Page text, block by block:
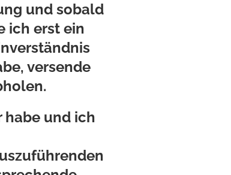
und sobald
ich erst ein
versende
habe und ich